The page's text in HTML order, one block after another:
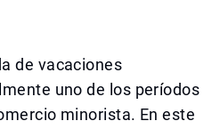
de vacaciones
uno de los períodos
minorista. En este